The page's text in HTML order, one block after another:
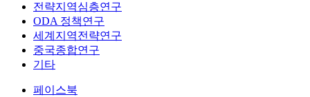
전략지역심층연구
ODA 정책연구
세계지역전략연구
중국종합연구
기타
페이스북